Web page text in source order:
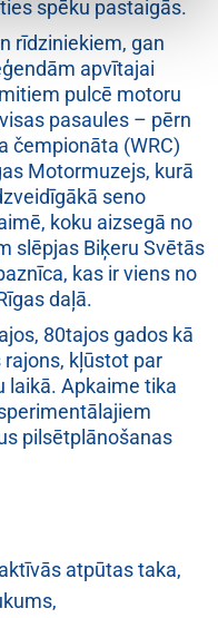
spēku pastaigās.
rīdziniekiem, gan
apvītajai
pulcē motoru
pasaules – pērn
čempionāta (WRC)
Motormuzejs, kurā
seno
koku aizsegā no
slēpjas Biķeru Svētās
kas ir viens no
daļā.
80tajos gados kā
kļūstot par
laikā. Apkaime tika
pilsētplānošanas
atpūtas taka,